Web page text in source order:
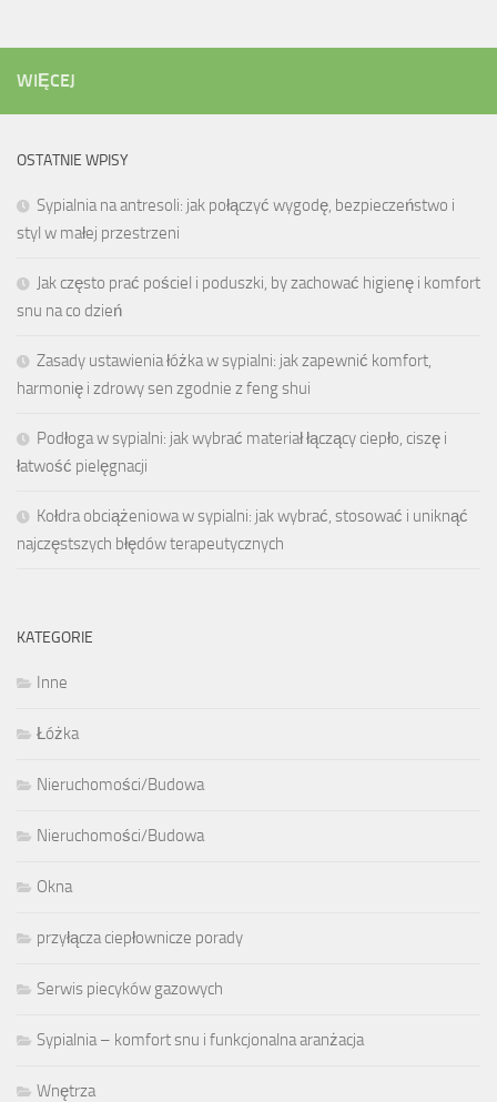
WIĘCEJ
OSTATNIE WPISY
Sypialnia na antresoli: jak połączyć wygodę, bezpieczeństwo i
styl w małej przestrzeni
Jak często prać pościel i poduszki, by zachować higienę i komfort
snu na co dzień
Zasady ustawienia łóżka w sypialni: jak zapewnić komfort,
harmonię i zdrowy sen zgodnie z feng shui
Podłoga w sypialni: jak wybrać materiał łączący ciepło, ciszę i
łatwość pielęgnacji
Kołdra obciążeniowa w sypialni: jak wybrać, stosować i uniknąć
najczęstszych błędów terapeutycznych
KATEGORIE
Inne
Łóżka
Nieruchomości/Budowa
Nieruchomości/Budowa
Okna
przyłącza ciepłownicze porady
Serwis piecyków gazowych
Sypialnia – komfort snu i funkcjonalna aranżacja
Wnętrza